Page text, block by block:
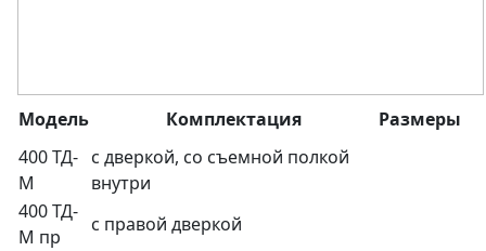
Модель Комплектация
Размеры
400 ТД-
М
с дверкой, со съемной полкой
внутри
400 ТД-
М пр
с правой дверкой